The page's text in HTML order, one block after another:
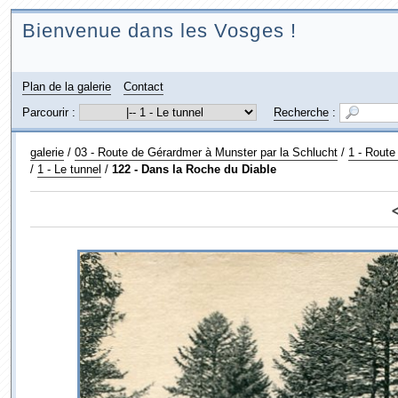
Bienvenue dans les Vosges !
Plan de la galerie
Contact
Parcourir :
Recherche:
galerie/ 03 - Route de Gérardmer à Munster par la Schlucht/ 1 -
/ 1 - Le tunnel / 122 - Dans la Roche du Diable